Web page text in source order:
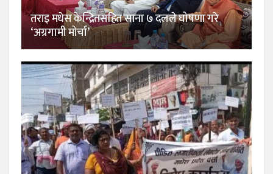
तराइ मधेस केन्द्रितसहित साना ७ दलले घोषणा गरे
‘अग्रगामी मोर्चा’